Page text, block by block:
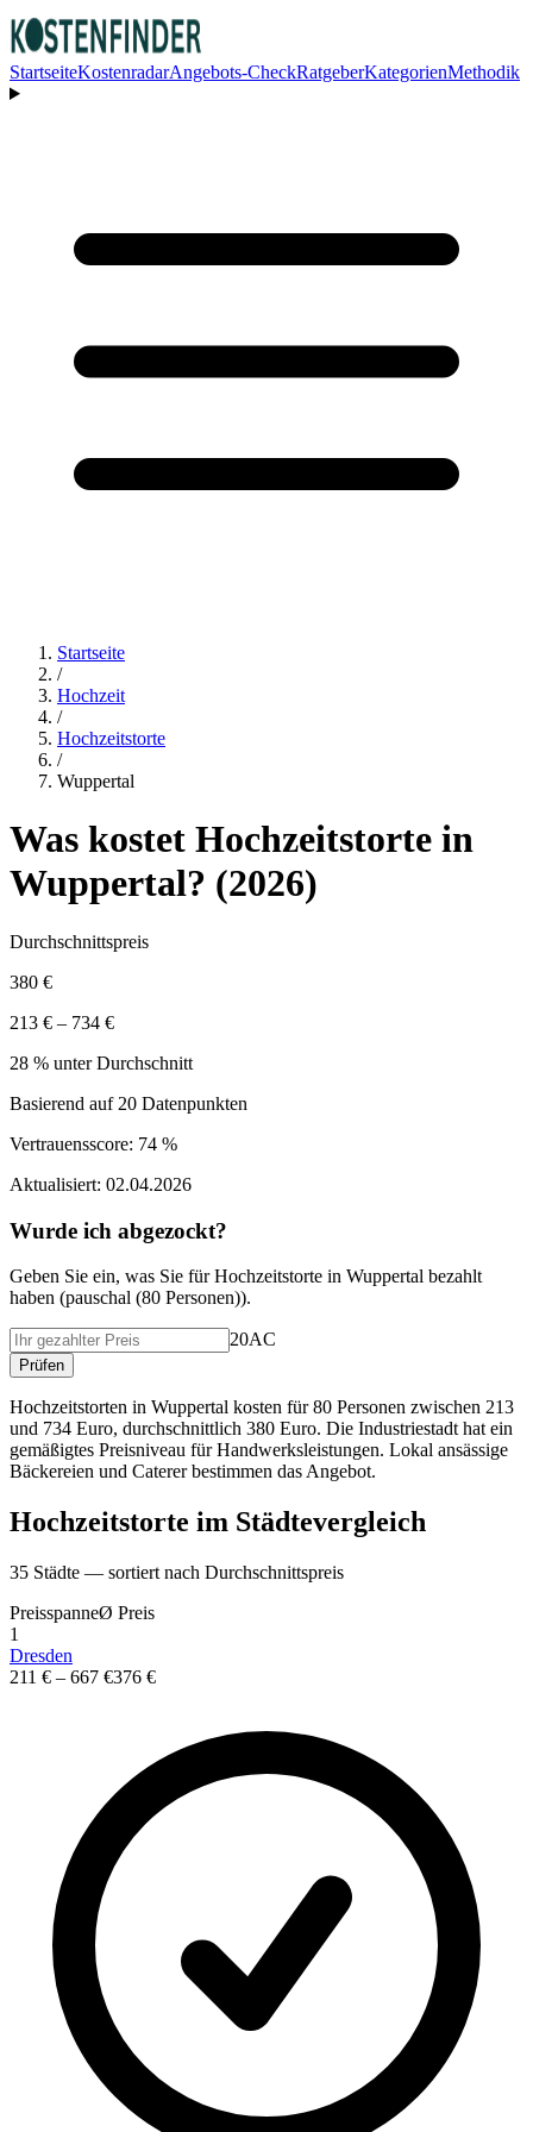
StartseiteKostenradarAngebots-CheckRatgeberKategorienMethodik
Startseite
/
Hochzeit
/
Hochzeitstorte
/
Wuppertal
Was kostet Hochzeitstorte in
Wuppertal? (2026)
Durchschnittspreis
380 €
213 € – 734 €
28 % unter Durchschnitt
Basierend auf 20 Datenpunkten
Vertrauensscore: 74 %
Aktualisiert: 02.04.2026
Wurde ich abgezockt?
Geben Sie ein, was Sie fürHochzeitstorte in Wuppertal bezahlt
haben (pauschal (80 Personen)).
20AC
Prüfen
Hochzeitstorten in Wuppertal kosten für 80 Personen zwischen 213
und 734 Euro, durchschnittlich 380 Euro. Die Industriestadt hat ein
gemäßigtes Preisniveau für Handwerksleistungen. Lokal ansässige
Bäckereien und Caterer bestimmen das Angebot.
Hochzeitstorte im Städtevergleich
35 Städte — sortiert nach Durchschnittspreis
PreisspanneØ Preis
1
Dresden
211 € – 667 €376 €